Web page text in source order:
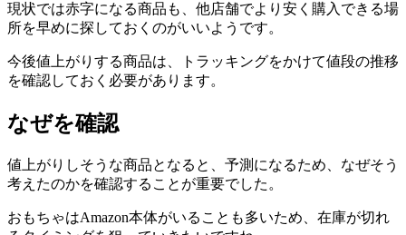
現状では赤字になる商品も、他店舗でより安く購入できる場
所を早めに探しておくのがいいようです。
今後値上がりする商品は、トラッキングをかけて値段の推移
を確認しておく必要があります。
なぜを確認
値上がりしそうな商品となると、予測になるため、なぜそう
考えたのかを確認することが重要でした。
おもちゃはAmazon本体がいることも多いため、在庫が切れ